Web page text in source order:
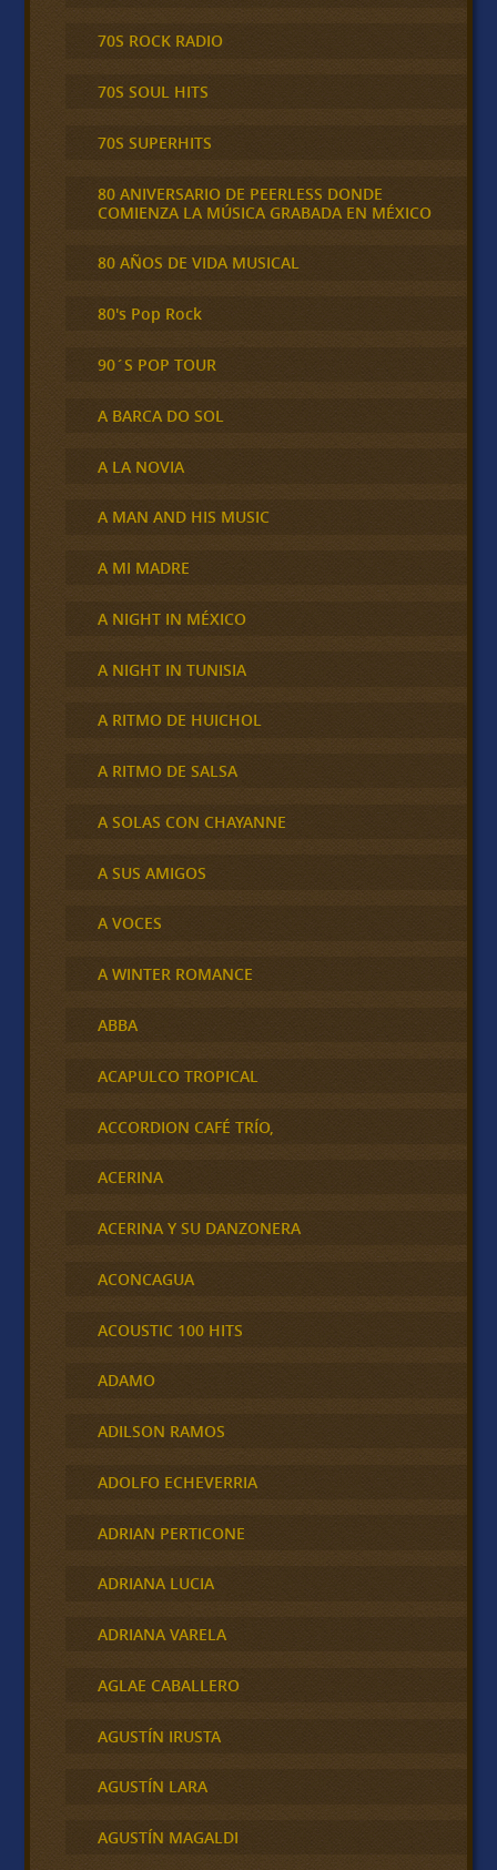
70S ROCK RADIO
70S SOUL HITS
70S SUPERHITS
80 ANIVERSARIO DE PEERLESS DONDE
COMIENZA LA MÚSICA GRABADA EN MÉXICO
80 AÑOS DE VIDA MUSICAL
80's Pop Rock
90´S POP TOUR
A BARCA DO SOL
A LA NOVIA
A MAN AND HIS MUSIC
A MI MADRE
A NIGHT IN MÉXICO
A NIGHT IN TUNISIA
A RITMO DE HUICHOL
A RITMO DE SALSA
A SOLAS CON CHAYANNE
A SUS AMIGOS
A VOCES
A WINTER ROMANCE
ABBA
ACAPULCO TROPICAL
ACCORDION CAFÉ TRÍO,
ACERINA
ACERINA Y SU DANZONERA
ACONCAGUA
ACOUSTIC 100 HITS
ADAMO
ADILSON RAMOS
ADOLFO ECHEVERRIA
ADRIAN PERTICONE
ADRIANA LUCIA
ADRIANA VARELA
AGLAE CABALLERO
AGUSTÍN IRUSTA
AGUSTÍN LARA
AGUSTÍN MAGALDI